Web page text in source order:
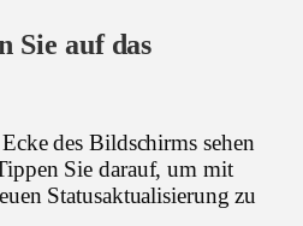
Sie auf das
des Bildschirms sehen
Sie darauf, um mit
Statusaktualisierung zu